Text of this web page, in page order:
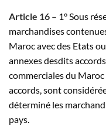
Article 16 – 1° Sous
marchandises
Maroc avec des Etats
annexes desdits
commerciales du
accords, sont
déterminé les
pays.